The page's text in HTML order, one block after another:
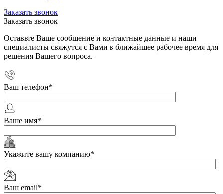
Заказать звонок
Заказать звонок
Оставьте Ваше сообщение и контактные данные и наши
специалисты свяжутся с Вами в ближайшее рабочее время для
решения Вашего вопроса.
Ваш телефон*
Ваше имя*
Укажите вашу компанию*
Ваш email*